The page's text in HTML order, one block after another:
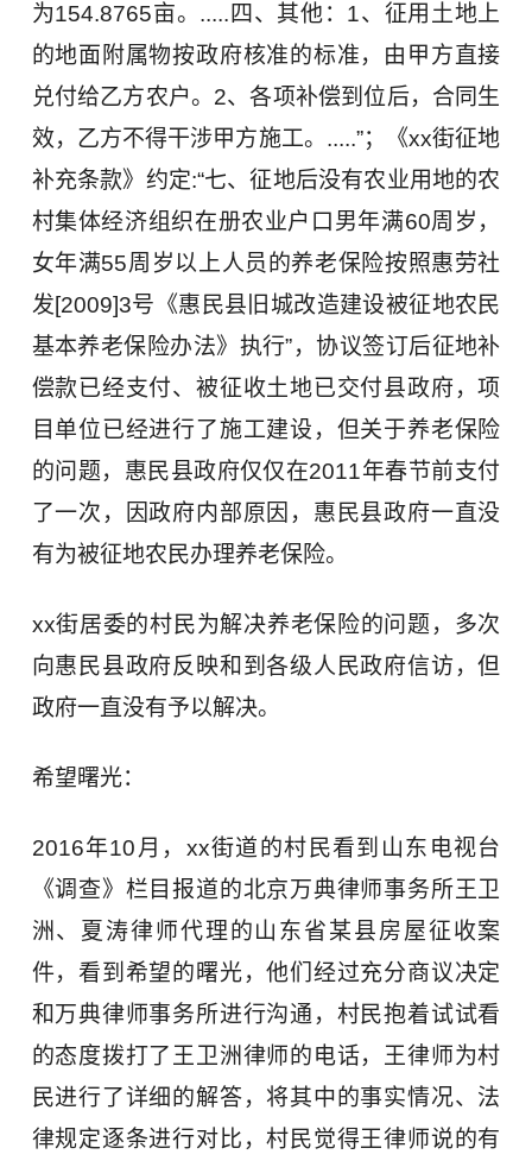
为154.8765亩。.....四、其他：1、征用土地上
的地面附属物按政府核准的标准，由甲方直接
兑付给乙方农户。2、各项补偿到位后，合同生
效，乙方不得干涉甲方施工。.....”；《xx街征地
补充条款》约定:“七、征地后没有农业用地的农
村集体经济组织在册农业户口男年满60周岁，
女年满55周岁以上人员的养老保险按照惠劳社
发[2009]3号《惠民县旧城改造建设被征地农民
基本养老保险办法》执行”，协议签订后征地补
偿款已经支付、被征收土地已交付县政府，项
目单位已经进行了施工建设，但关于养老保险
的问题，惠民县政府仅仅在2011年春节前支付
了一次，因政府内部原因，惠民县政府一直没
有为被征地农民办理养老保险。
xx街居委的村民为解决养老保险的问题，多次
向惠民县政府反映和到各级人民政府信访，但
政府一直没有予以解决。
希望曙光：
2016年10月，xx街道的村民看到山东电视台
《调查》栏目报道的北京万典律师事务所王卫
洲、夏涛律师代理的山东省某县房屋征收案
件，看到希望的曙光，他们经过充分商议决定
和万典律师事务所进行沟通，村民抱着试试看
的态度拨打了王卫洲律师的电话，王律师为村
民进行了详细的解答，将其中的事实情况、法
律规定逐条进行对比，村民觉得王律师说的有